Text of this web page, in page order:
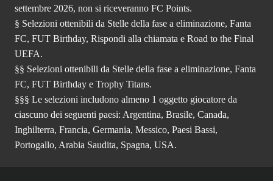
settembre 2026, non si riceveranno FC Points.
§ Selezioni ottenibili da Stelle della fase a eliminazione, Fanta
FC, FUT Birthday, Rispondi alla chiamata e Road to the Final
UEFA.
§§ Selezioni ottenibili da Stelle della fase a eliminazione, Fanta
FC, FUT Birthday e Trophy Titans.
§§§ Le selezioni includono almeno 1 oggetto giocatore da
ciascuno dei seguenti paesi: Argentina, Brasile, Canada,
Inghilterra, Francia, Germania, Messico, Paesi Bassi,
Portogallo, Arabia Saudita, Spagna, USA.